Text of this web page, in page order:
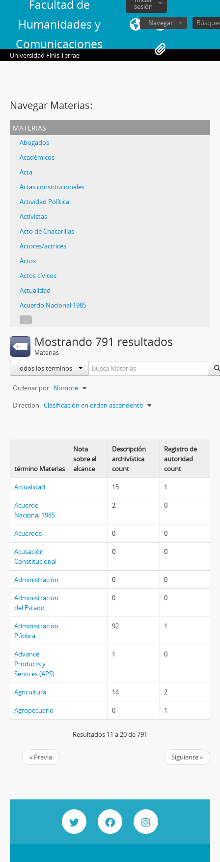
Facultad de
Humanidades y
Comunicaciones
sesión
Navegar
Universidad Finis Terrae
Navegar Materias:
materias
Abogados
Académicos
Acta
Actas constitucionales
Actividad Política
Activistas
Acto de Chacarillas
Actores/actrices
Actos
Actos cívicos
Actualidad
Acuerdo Nacional 1985
...
Mostrando 791 resultados
Materias
Todos los términos
Ordenar por: Nombre
Direction: Clasificación en orden ascendente
término Materias
Nota
sobre el
alcance
Descripción
archivística
count
Registro de
autoridad
count
Actualidad 15 1
Acuerdo
Nacional 1985
2 0
Acuerdos 0 0
Acusación
Constitucional
0 0
Administración 0 0
Administración
del Estado
0 0
Administración
Pública
92 1
Advance
Products y
Services (APS)
1 0
Agricultura 14 2
Agropecuario 0 1
Resultados 11 a 20 de 791
« Previa Siguiente »